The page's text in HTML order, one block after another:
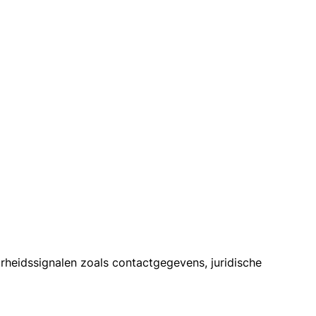
zoals contactgegevens, juridische